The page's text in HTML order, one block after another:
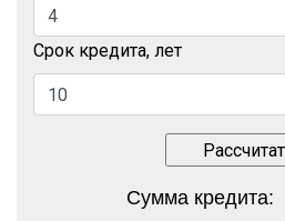
Срок кредита, лет
Сумма кредита: